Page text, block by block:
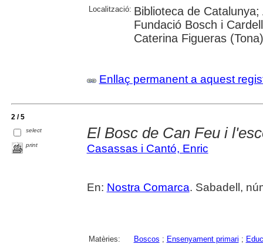
Localització: Biblioteca de
Fundació Bosch i
Caterina Figueras (Tona)
Enllaç permanent a aquest
2 / 5
select
print
El Bosc de Can Feu i
Casassas i Cantó, Enric
En: Nostra Comarca. Sabadell,
Matèries: Boscos ; Ensenyament primari ;